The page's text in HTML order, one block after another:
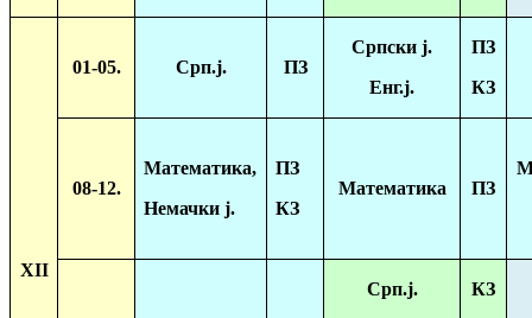
XII
01-05. Срп.ј. ПЗ
Српски ј.
Енг.ј.
ПЗ
КЗ
08-12.
Математика,
Немачки ј.
ПЗ
КЗ
Математика ПЗ
Срп.ј.
КЗ